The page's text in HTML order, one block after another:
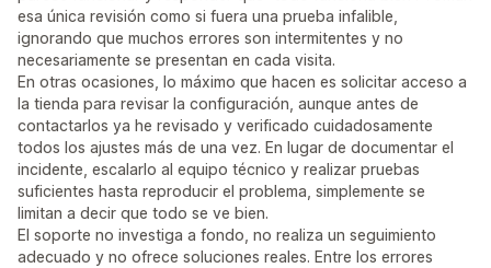
esa única revisión como si fuera una prueba infalible,
ignorando que muchos errores son intermitentes y no
necesariamente se presentan en cada visita.
En otras ocasiones, lo máximo que hacen es solicitar acceso a
la tienda para revisar la configuración, aunque antes de
contactarlos ya he revisado y verificado cuidadosamente
todos los ajustes más de una vez. En lugar de documentar el
incidente, escalarlo al equipo técnico y realizar pruebas
suficientes hasta reproducir el problema, simplemente se
limitan a decir que todo se ve bien.
El soporte no investiga a fondo, no realiza un seguimiento
adecuado y no ofrece soluciones reales. Entre los errores